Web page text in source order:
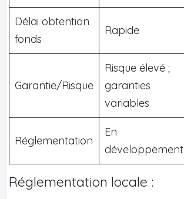
Délai obtention
fonds
Rapide
Garantie/Risque
Risque élevé ;
garanties
variables
Réglementation
En
développement
Réglementation locale :